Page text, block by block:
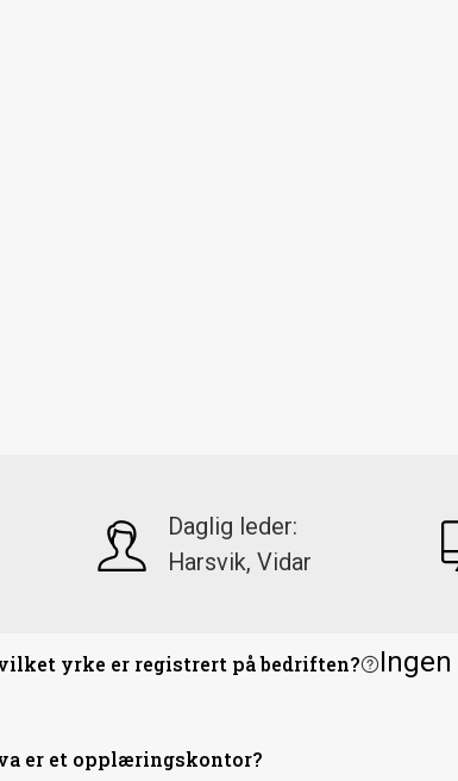
Daglig leder:
Harsvik, Vidar
yrke er registrert på bedriften? Ingen
er et opplæringskontor?